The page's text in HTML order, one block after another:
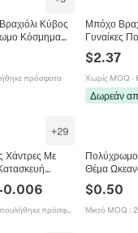
Κύβος
Κόσμημα
πρόσφατα
Μπόχο
Γυναίκες
Ελαστικό
$2.37
Χωρίς MOQ ·
Δωρεάν
+29
Χάντρες Με
Και Κολιέ
0.006
22K+ πουλήθηκε πρόσφατα
Πολύχρωμο
Θέμα
Χελώνα
Κοσμήματα
$0.50
Μικτό MOQ : 2